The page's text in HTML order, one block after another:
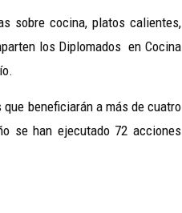
sobre cocina, platos calientes,
los Diplomados en Cocina
beneficiarán a más de cuatro
se han ejecutado 72 acciones